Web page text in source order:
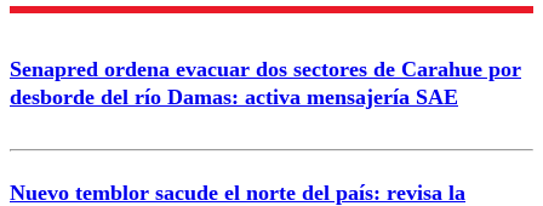
Correo
Senapred ordena evacuar dos sectores de Carahue por
desborde del río Damas: activa mensajería SAE
Nuevo temblor sacude el norte del país: revisa la